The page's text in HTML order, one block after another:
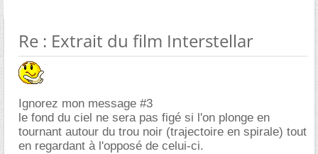
Re : Extrait du film Interstellar
Ignorez mon message #3
le fond du ciel ne sera pas figé si l'on plonge en
tournant autour du trou noir (trajectoire en spirale) tout
en regardant à l'opposé de celui-ci.